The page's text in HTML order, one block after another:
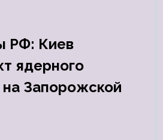
РФ: Киев
ядерного
Запорожской